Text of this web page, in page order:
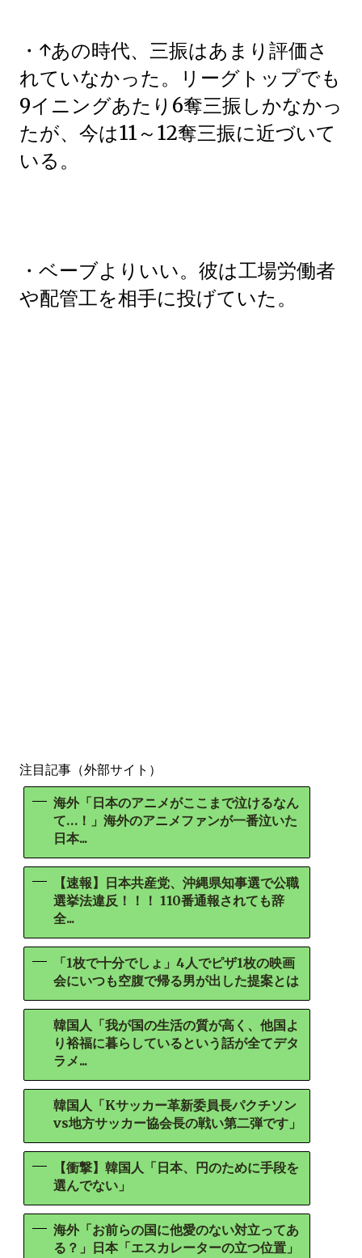
・↑あの時代、三振はあまり評価さ
れていなかった。リーグトップでも
9イニングあたり6奪三振しかなかっ
たが、今は11～12奪三振に近づいて
いる。
・ベーブよりいい。彼は工場労働者
や配管工を相手に投げていた。
注目記事（外部サイト）
海外「日本のアニメがここまで泣けるなん
て…！」海外のアニメファンが一番泣いた
日本...
【速報】日本共産党、沖縄県知事選で公職
選挙法違反！！！ 110番通報されても辞
全...
「1枚で十分でしょ」4人でピザ1枚の映画
会にいつも空腹で帰る男が出した提案とは
韓国人「我が国の生活の質が高く、他国よ
り裕福に暮らしているという話が全てデタ
ラメ...
韓国人「Kサッカー革新委員長パクチソン
vs地方サッカー協会長の戦い第二弾です」
【衝撃】韓国人「日本、円のために手段を
選んでない」
海外「お前らの国に他愛のない対立ってあ
る？」日本「エスカレーターの立つ位置」